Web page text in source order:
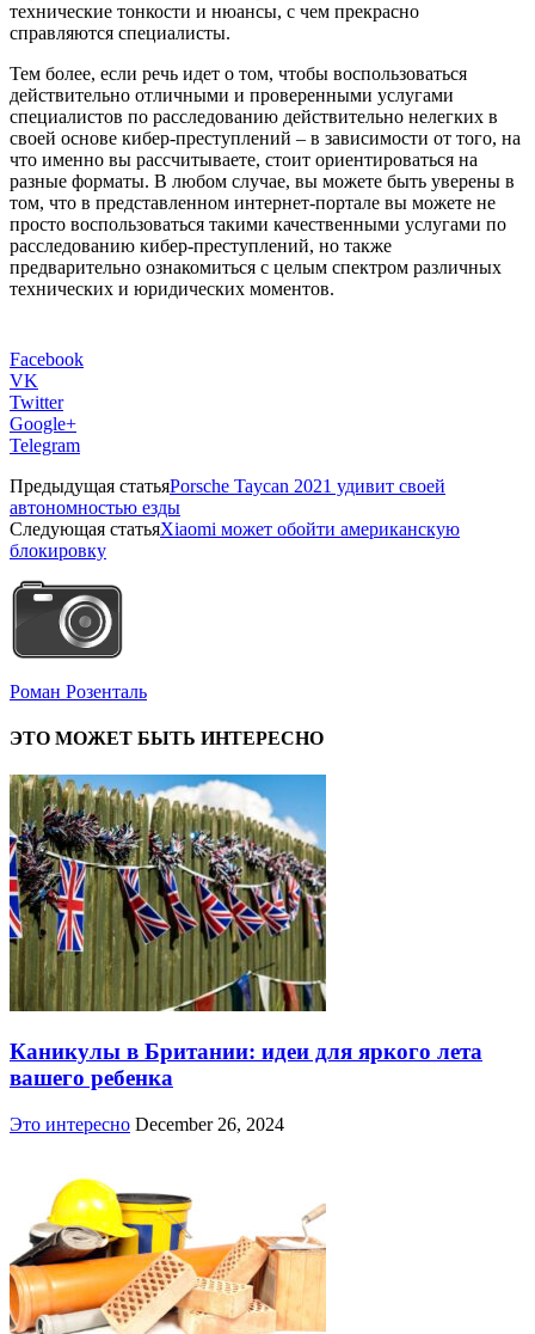
технические тонкости и нюансы, с чем прекрасно
справляются специалисты.
Тем более, если речь идет о том, чтобы воспользоваться
действительно отличными и проверенными услугами
специалистов по расследованию действительно нелегких в
своей основе кибер-преступлений – в зависимости от того, на
что именно вы рассчитываете, стоит ориентироваться на
разные форматы. В любом случае, вы можете быть уверены в
том, что в представленном интернет-портале вы можете не
просто воспользоваться такими качественными услугами по
расследованию кибер-преступлений, но также
предварительно ознакомиться с целым спектром различных
технических и юридических моментов.
Facebook
VK
Twitter
Google+
Telegram
Предыдущая статьяPorsche Taycan 2021 удивит своей
автономностью езды
Следующая статьяXiaomi может обойти американскую
блокировку
Роман Розенталь
ЭТО МОЖЕТ БЫТЬ ИНТЕРЕСНО
Каникулы в Британии: идеи для яркого лета
вашего ребенка
Это интересно December 26, 2024